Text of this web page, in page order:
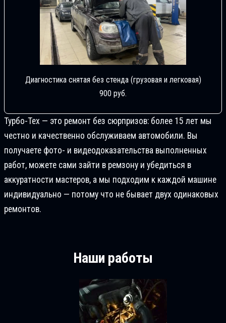
Диагностика снятая без стенда (грузовая и легковая)
900 руб.
Турбо-Тех — это ремонт без сюрпризов: более 15 лет мы
честно и качественно обслуживаем автомобили. Вы
получаете фото- и видеодоказательства выполненных
работ, можете сами зайти в ремзону и убедиться в
аккуратности мастеров, а мы подходим к каждой машине
индивидуально — потому что не бывает двух одинаковых
ремонтов.
Наши работы